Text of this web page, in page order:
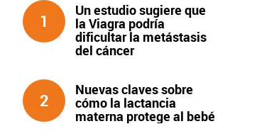
1
Un estudio sugiere que
la Viagra podría
dificultar la metástasis
del cáncer
2
Nuevas claves sobre
cómo la lactancia
materna protege al bebé